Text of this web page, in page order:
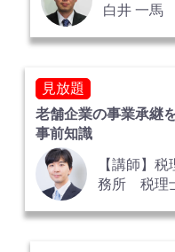
白井 一馬
見放題
老舗企業の事業承継
事前知識
【講師】
務所 税理